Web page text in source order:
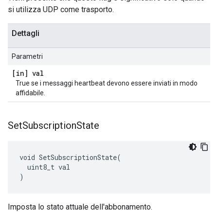
si utilizza UDP come trasporto.
Dettagli
Parametri
[in] val
True se i messaggi heartbeat devono essere inviati in modo
affidabile.
SetSubscriptionState
void SetSubscriptionState(
  uint8_t val
)
Imposta lo stato attuale dell'abbonamento.